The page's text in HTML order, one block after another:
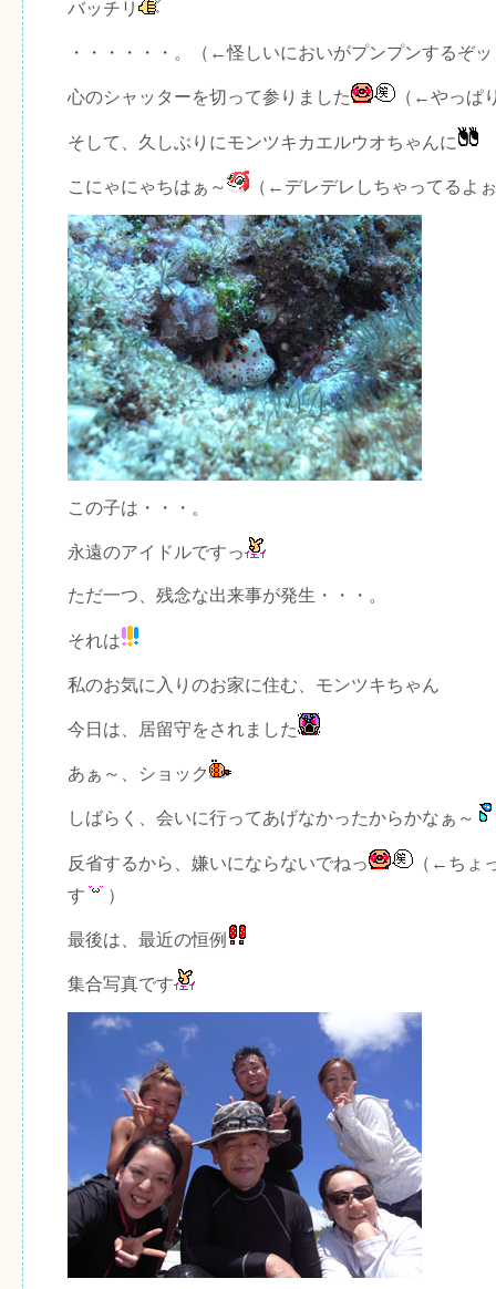
バッチリ
・・・・・・。（←怪しいにおいがプンプンするぞッ
心のシャッターを切って参りました （←やっぱ
そして、久しぶりにモンツキカエルウオちゃんに
こにゃにゃちはぁ～ （←デレデレしちゃってるよ
この子は・・・。
永遠のアイドルですっ
ただ一つ、残念な出来事が発生・・・。
それは
私のお気に入りのお家に住む、モンツキちゃん
今日は、居留守をされました
あぁ～、ショック
しばらく、会いに行ってあげなかったからかなぁ～
反省するから、嫌いにならないでねっ
（←ちょ
す
）
最後は、最近の恒例
集合写真です